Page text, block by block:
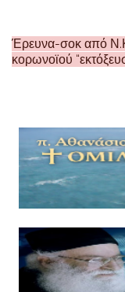
Έρευνα-σοκ από
κορωνοϊού